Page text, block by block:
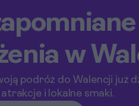
w
podróż do Walencji już
i lokalne smaki.